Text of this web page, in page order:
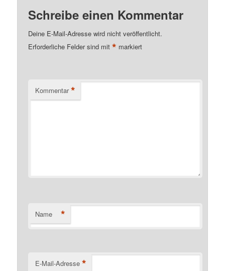
Schreibe einen Kommentar
Deine E-Mail-Adresse wird nicht veröffentlicht.
Erforderliche Felder sind mit* markiert
Kommentar *
Name *
E-Mail-Adresse *